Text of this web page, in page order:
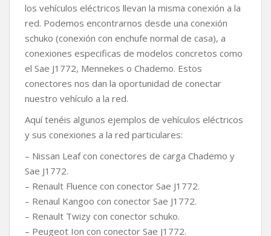
los vehículos eléctricos llevan la misma conexión a la
red. Podemos encontrarnos desde una conexión
schuko (conexión con enchufe normal de casa), a
conexiones especificas de modelos concretos como
el Sae J1772, Mennekes o Chademo. Estos
conectores nos dan la oportunidad de conectar
nuestro vehículo a la red.
Aquí tenéis algunos ejemplos de vehículos eléctricos
y sus conexiones a la red particulares:
– Nissan Leaf con conectores de carga Chademo y
Sae J1772.
– Renault Fluence con conector Sae J1772.
– Renaul Kangoo con conector Sae J1772.
– Renault Twizy con conector schuko.
– Peugeot Ion con conector Sae J1772.